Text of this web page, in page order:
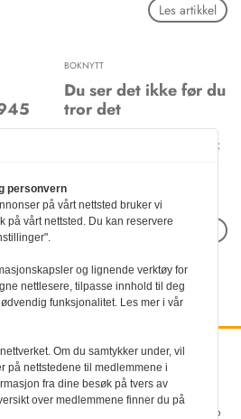
Les artikkel
for
BOKNYTT
Du ser det ikke før du
tror det
Bergen: Vigmostad & Bjørke;
Les artikkel
Kontakt oss
Tlf:22 54 74 00
E-post:
tidende@tannlegeforeningen.no
personvern
på vårt nettsted bruker vi
på vårt nettsted. Du kan reservere
og lignende verktøy for
nettlesere, tilpasse innhold til deg
funksjonalitet. Les mer i vår
Om du samtykker under, vil
på nettstedene til medlemmene i
fra dine besøk på tvers av
over medlemmene finner du på